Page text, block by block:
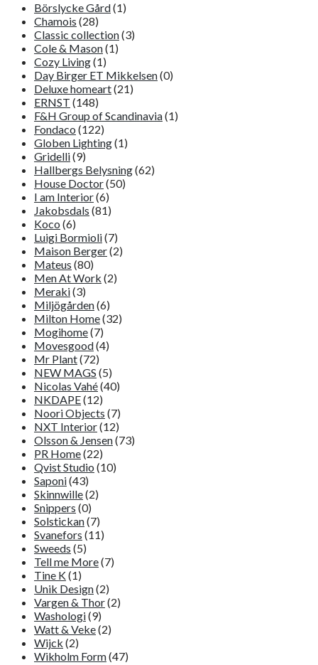
Börslycke Gård(1)
Chamois (28)
Classic collection(3)
Cole & Mason(1)
Cozy Living(1)
Day Birger ET Mikkelsen(0)
Deluxe homeart(21)
ERNST (148)
F&H Group of Scandinavia(1)
Fondaco (122)
Globen Lighting(1)
Gridelli(9)
Hallbergs Belysning(62)
House Doctor(50)
I am Interior(6)
Jakobsdals (81)
Koco (6)
Luigi Bormioli(7)
Maison Berger(2)
Mateus (80)
Men At Work (2)
Meraki(3)
Miljögården(6)
Milton Home(32)
Mogihome(7)
Movesgood(4)
Mr Plant(72)
NEW MAGS (5)
Nicolas Vahé(40)
NKDAPE(12)
Noori Objects (7)
NXT Interior(12)
Olsson & Jensen(73)
PR Home(22)
Qvist Studio (10)
Saponi(43)
Skinnwille(2)
Snippers (0)
Solstickan(7)
Svanefors (11)
Sweeds (5)
Tell me More(7)
Tine K(1)
Unik Design(2)
Vargen & Thor(2)
Washologi(9)
Watt & Veke(2)
Wijck (2)
Wikholm Form(47)